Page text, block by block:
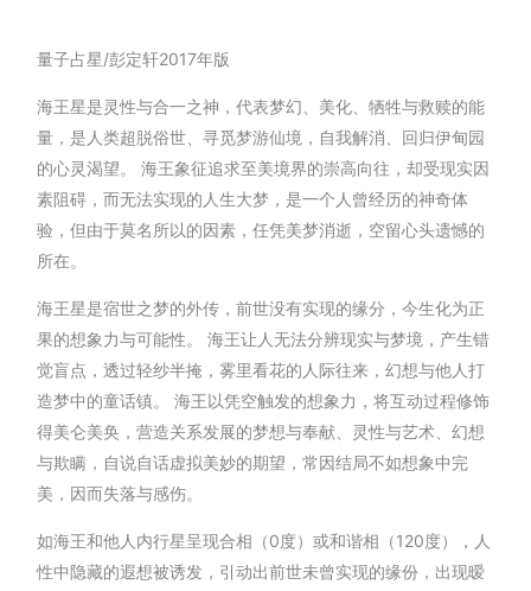
量子占星/彭定轩2017年版
海王星是灵性与合一之神，代表梦幻、美化、牺牲与救赎的能
量，是人类超脱俗世、寻觅梦游仙境，自我解消、回归伊甸园
的心灵渴望。 海王象征追求至美境界的崇高向往，却受现实因
素阻碍，而无法实现的人生大梦，是一个人曾经历的神奇体
验，但由于莫名所以的因素，任凭美梦消逝，空留心头遗憾的
所在。
海王星是宿世之梦的外传，前世没有实现的缘分，今生化为正
果的想象力与可能性。 海王让人无法分辨现实与梦境，产生错
觉盲点，透过轻纱半掩，雾里看花的人际往来，幻想与他人打
造梦中的童话镇。 海王以凭空触发的想象力，将互动过程修饰
得美仑美奂，营造关系发展的梦想与奉献、灵性与艺术、幻想
与欺瞒，自说自话虚拟美妙的期望，常因结局不如想象中完
美，因而失落与感伤。
如海王和他人内行星呈现合相（0度）或和谐相（120度），人
性中隐藏的遐想被诱发，引动出前世未曾实现的缘份，出现暧